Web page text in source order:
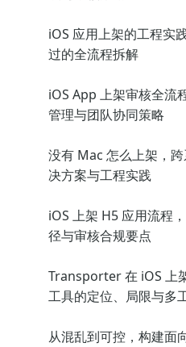
iOS 应用上架的工程实
过的全流程拆解
iOS App 上架审核全流
管理与团队协同策略
没有 Mac 怎么上架，
决方案与工程实践
iOS 上架 H5 应用流程
径与审核合规要点
Transporter 在 iOS 上
工具的定位、局限与多
从混乱到可控，构建面